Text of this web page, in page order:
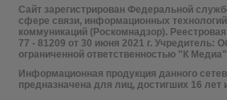
Сайт зарегистрирован Федеральной
сфере связи, информационных
коммуникаций (Роскомнадзор).
77 - 81209 от 30 июня 2021 г. Учредитель:
ограниченной ответственностью "К
Информационная продукция данного
предназначена для лиц, достигших 16 лет